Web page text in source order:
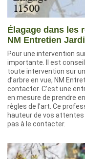
Élagage dans les
NM Entretien
Pour une intervention
importante. Il est
toute intervention sur un
d’arbre en vue, NM
contacter. C’est une
en mesure de prendre
règles de l’art. Ce
hauteur de vos attentes
pas à le contacter.